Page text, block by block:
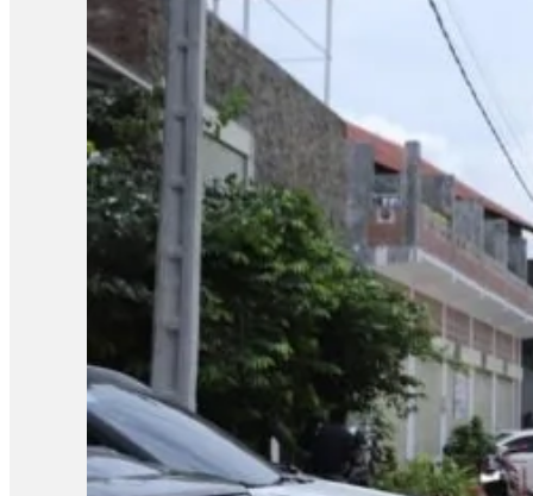
បន្ថែមទៀតតាមរយៈធនធានដែលមាន ប៉ុន្តែរហូតមកដល់ពេលនេះមិនទ
នេះនឹងត្រូវទទួលទោសទណ្ឌទៅតាមវិធានដែលបានចែង។ ជុំវិញករណីន
ប្រឡងដែលបានខិតខំរៀនសូត្រអាចបាក់ទឹកចិត្ត។ តែយ៉ាងណា លោកសំណូ
ហើយហ្នឹង ខ្ញុំថាទោះយ៉ាងណាយើងត្រូវតែមានមទោនភាពចំពោះអ្វីដែល
ហើយបើថាឯកសារនោះមានការបែកធ្លាយមែន នោះក្រសួងគួរតែគិតថា
កម្ពុជាឯករាជ្យ អ្នកស្រី អ៊ុក ឆាយ៉ាវី ស្នើដល់ក្រសួងអប់រំ យុវជន និង
អ្នកស្រីថា៖ «ប្រសិនបើឃើញបែកធ្លាយវិញ្ញាសា ក្រសួងអប់រំក៏ដូចជាអង្
សូត្របានទេ គួរតែបញ្ជាក់វិញបញ្ជាក់ប្រាប់វិញថា អញ្ចេះអញ្ចោះវិ
ប្រឡងសញ្ញាបត្រមធ្យមសិក្សាទុតិយភូមិ សម័យប្រឡង ២៨ សីហា ២០២
បេក្ខជនថ្នាក់វិទ្យាសាស្ត្រចំនួនជាង៤ម៉ឺននាក់ (៤០ ៦៧៨ នាក់) ស្ត្